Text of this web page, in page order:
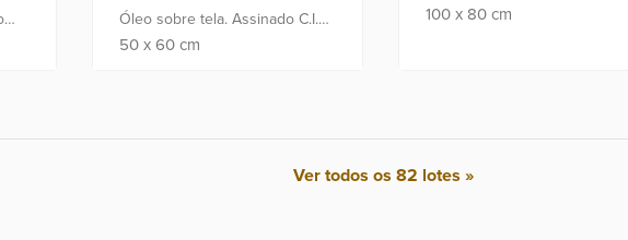
Óleo sobre tela. Assinado C.I.E,
frente e verso. Dim.: 50 x 60
50x 60cm
Técnica: pintura digital.
100 x80 cm
Ver todos os 82 lotes »